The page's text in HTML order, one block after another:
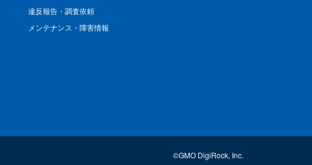
違反報告・調査依頼
メンテナンス・障害情報
©GMO DigiRock, Inc.